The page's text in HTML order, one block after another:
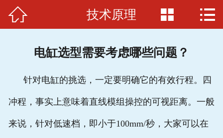
首页
 技术原理  
电缸选型需要考虑哪些问题？
针对电缸的挑选，一定要明确它的有效行程。四
冲程，事实上意味着直线模组操控的可视距离。一般
来说，针对低速档，即小于100mm/秒，大家可以在